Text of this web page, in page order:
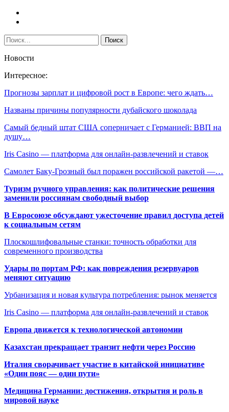
Новости
Интересное:
Прогнозы зарплат и цифровой рост в Европе: чего ждать…
Названы причины популярности дубайского шоколада
Самый бедный штат США соперничает с Германией: ВВП на
душу…
Iris Casino — платформа для онлайн-развлечений и ставок
Самолет Баку-Грозный был поражен российской ракетой —…
Туризм ручного управления: как политические решения
заменили россиянам свободный выбор
В Евросоюзе обсуждают ужесточение правил доступа детей
к социальным сетям
Плоскошлифовальные станки: точность обработки для
современного производства
Удары по портам РФ: как повреждения резервуаров
меняют ситуацию
Урбанизация и новая культура потребления: рынок меняется
Iris Casino — платформа для онлайн-развлечений и ставок
Европа движется к технологической автономии
Казахстан прекращает транзит нефти через Россию
Италия сворачивает участие в китайской инициативе
«Один пояс — один пути»
Медицина Германии: достижения, открытия и роль в
мировой науке